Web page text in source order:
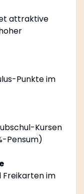
attraktive
Punkte im
Kursen
Pensum)
Freikarten im